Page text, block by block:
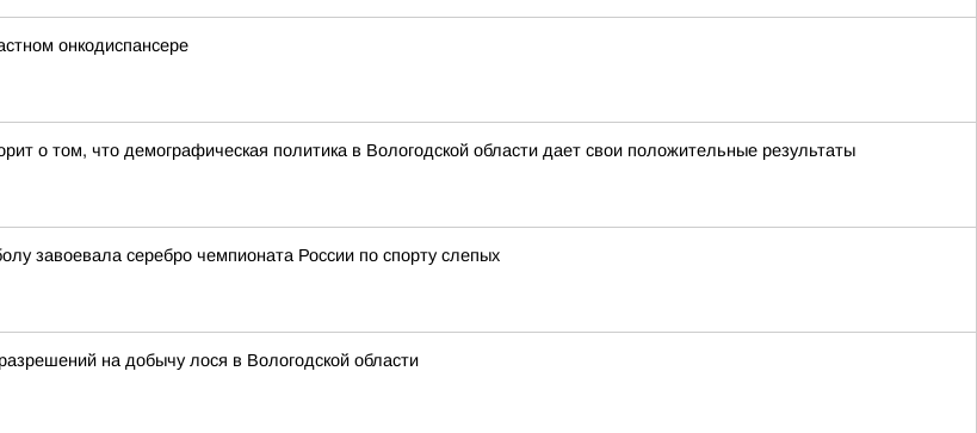
онкодиспансере
о том, что демографическая политика в Вологодской области дает свои положительные результаты
завоевала серебро чемпионата России по спорту слепых
на добычу лося в Вологодской области